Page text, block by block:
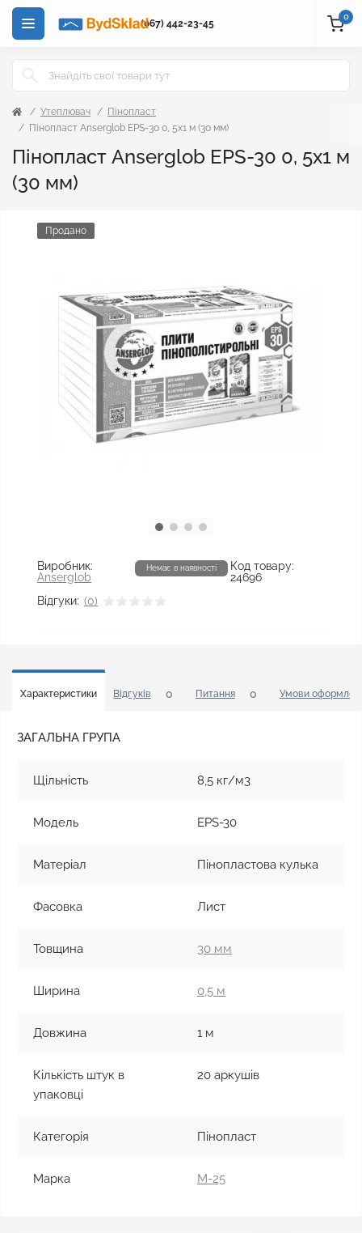
(067) 442-23-45
0
Утеплювач
Пінопласт
Пінопласт Anserglob EPS-30 0, 5х1 м (30 мм)
Пінопласт Anserglob EPS-30 0, 5х1 м
(30 мм)
Продано
Виробник:
Anserglob
Код товару:
24696
Відгуки: (0)
Немає в наявності
Характеристики Відгуків 0 Питання 0 Умови
ЗАГАЛЬНА ГРУПА
Щільність 8,5 кг/м3
Модель EPS-30
Матеріал Пінопластова кулька
Фасовка Лист
Товщина 30 мм
Ширина 0,5 м
Довжина 1 м
Кількість штук в
упаковці
20 аркушів
Категорія Пінопласт
Марка М-25